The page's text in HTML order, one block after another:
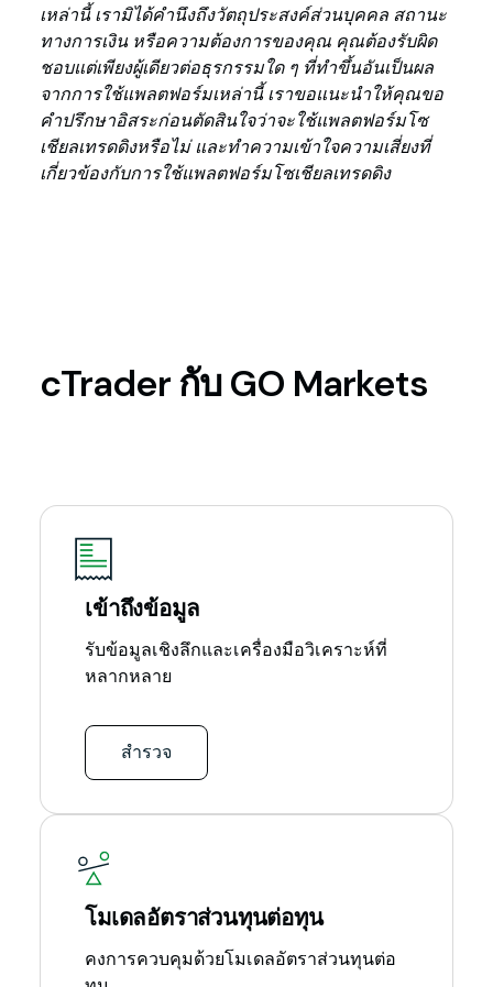
เหล่านี้ เรามิได้คำนึงถึงวัตถุประสงค์ส่วนบุคคล สถานะ
ทางการเงิน หรือความต้องการของคุณ คุณต้องรับผิด
ชอบแต่เพียงผู้เดียวต่อธุรกรรมใด ๆ ที่ทำขึ้นอันเป็นผล
จากการใช้แพลตฟอร์มเหล่านี้ เราขอแนะนำให้คุณขอ
คำปรึกษาอิสระก่อนตัดสินใจว่าจะใช้แพลตฟอร์มโซ
เชียลเทรดดิงหรือไม่ และทำความเข้าใจความเสี่ยงที่
เกี่ยวข้องกับการใช้แพลตฟอร์มโซเชียลเทรดดิง
cTrader กับ GO Markets
เข้าถึงข้อมูล
รับข้อมูลเชิงลึกและเครื่องมือวิเคราะห์ที่
หลากหลาย
สำรวจ
โมเดลอัตราส่วนทุนต่อทุน
คงการควบคุมด้วยโมเดลอัตราส่วนทุนต่อ